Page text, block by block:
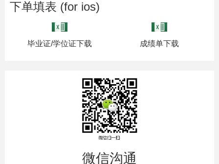
下单填表 (for ios)
毕业证/学位证下载 成绩单下载
微信沟通